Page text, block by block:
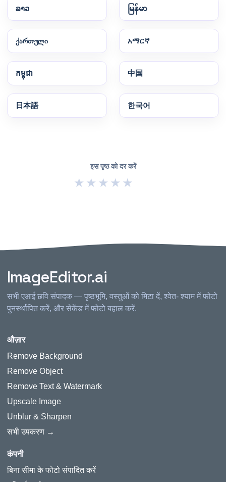
ລາວ မြန်မာ
ქართული አማርኛ
កម្ពុជា 中国
日本語 한국어
इस पृष्ठ को दर करें
★ ★ ★ ★ ★
ImageEditor.ai
सभी एआई छवि संपादक — पृष्ठभूमि, वस्तुओं को मिटा दें, श्वेत- श्याम में फोटो
पुनर्स्थापित करें, और सेकेंड में फोटो बहाल करें.
औज़ार
Remove Background
Remove Object
Remove Text & Watermark
Upscale Image
Unblur & Sharpen
सभी उपकरण →
कंपनी
बिना सीमा के फोटो संपादित करें